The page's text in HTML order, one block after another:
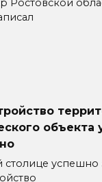
Ростовской
объекта
столице